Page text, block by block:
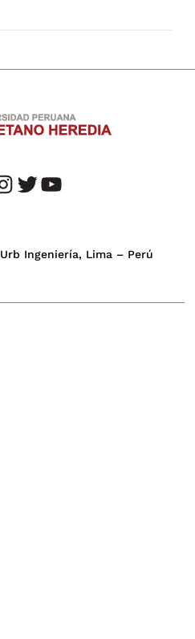
twitter youtube
Ingeniería, Lima – Perú